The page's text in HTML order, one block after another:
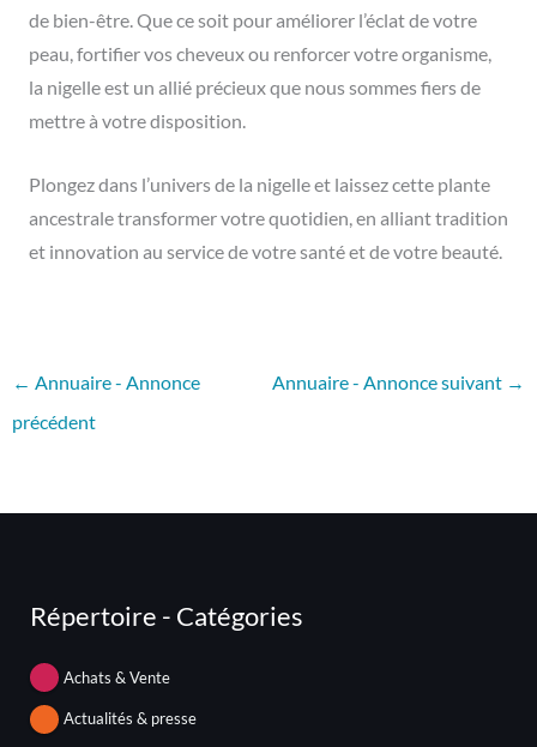
de bien-être. Que ce soit pour améliorer l’éclat de votre
peau, fortifier vos cheveux ou renforcer votre organisme,
la nigelle est un allié précieux que nous sommes fiers de
mettre à votre disposition.
Plongez dans l’univers de la nigelle et laissez cette plante
ancestrale transformer votre quotidien, en alliant tradition
et innovation au service de votre santé et de votre beauté.
← Annuaire - Annonce
précédent
Annuaire - Annonce suivant →
Répertoire - Catégories
Achats & Vente
Actualités & presse